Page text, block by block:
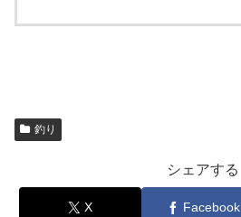
釣り
シェアする
X Facebook